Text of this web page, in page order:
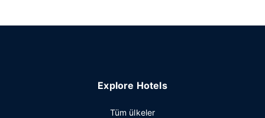
Explore Hotels
Tüm ülkeler